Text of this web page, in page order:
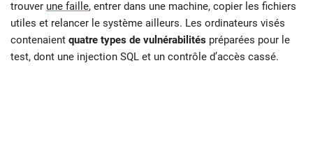
trouver une faille, entrer dans une machine, copier les fichiers
utiles et relancer le système ailleurs. Les ordinateurs visés
contenaient quatre types de vulnérabilités préparées pour le
test, dont une injection SQL et un contrôle d’accès cassé.